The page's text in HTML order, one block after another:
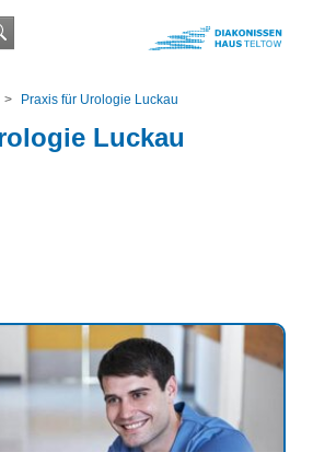
Praxis für Urologie Luckau
Luckau